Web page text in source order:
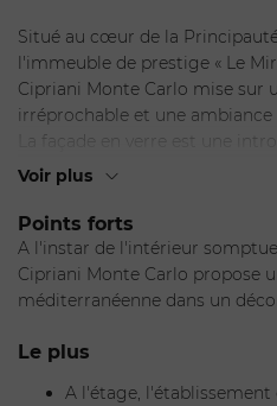
Situé au cœur de la
l'immeuble de prestige « Le
Cipriani Monte Carlo mise sur
irréprochable et une ambiance
La façade en verre est une
intérieur raffiné et chaleureux.
apprécier cet univers nautique
acajou et acier poli viennent se
Réservation
: Autobus de
Voir plus
Points forts
A l'instar de l'intérieur
Cipriani Monte Carlo propose
méditerranéenne dans un
Le plus
A l'étage,